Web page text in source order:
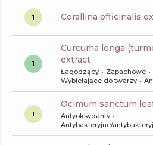
1 corallina officinalis
1
curcuma longa (turmeric) root
extract
Łagodzący
Zapachowe
Wybielające do twarzy
1
ocimum sanctum
Antyoksydanty
Antybakteryjne/